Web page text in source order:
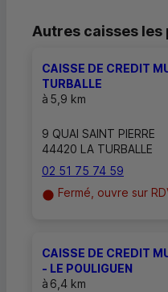
Autres caisses les
CAISSE DE CREDIT
TURBALLE
à 5,9 km
9 QUAI SAINT PIERRE
44420 LA TURBALLE
02 51 75 74 59
Fermé, ouvre sur
CAISSE DE CREDIT
- LE POULIGUEN
à 6,4 km